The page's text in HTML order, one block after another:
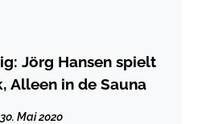
Jörg Hansen spielt
Alleen in de Sauna
30. Mai 2020